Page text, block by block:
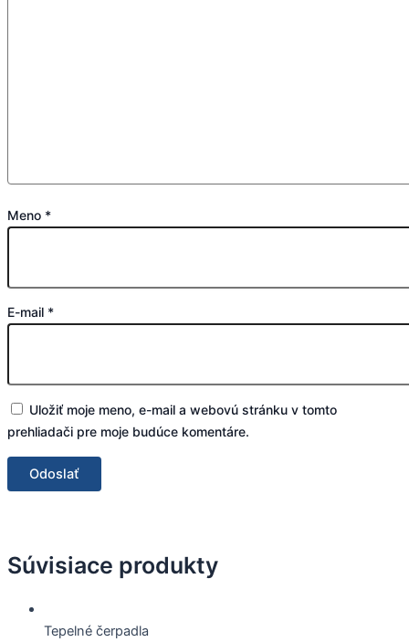
Meno *
E-mail *
Uložiť moje meno, e-mail a webovú stránku v tomto
prehliadači pre moje budúce komentáre.
Súvisiace produkty
Tepelné čerpadla